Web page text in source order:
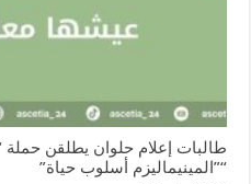
طالبات إعلام حلوان يطلقن حملة
“”المينيماليزم أسلوب حياة”